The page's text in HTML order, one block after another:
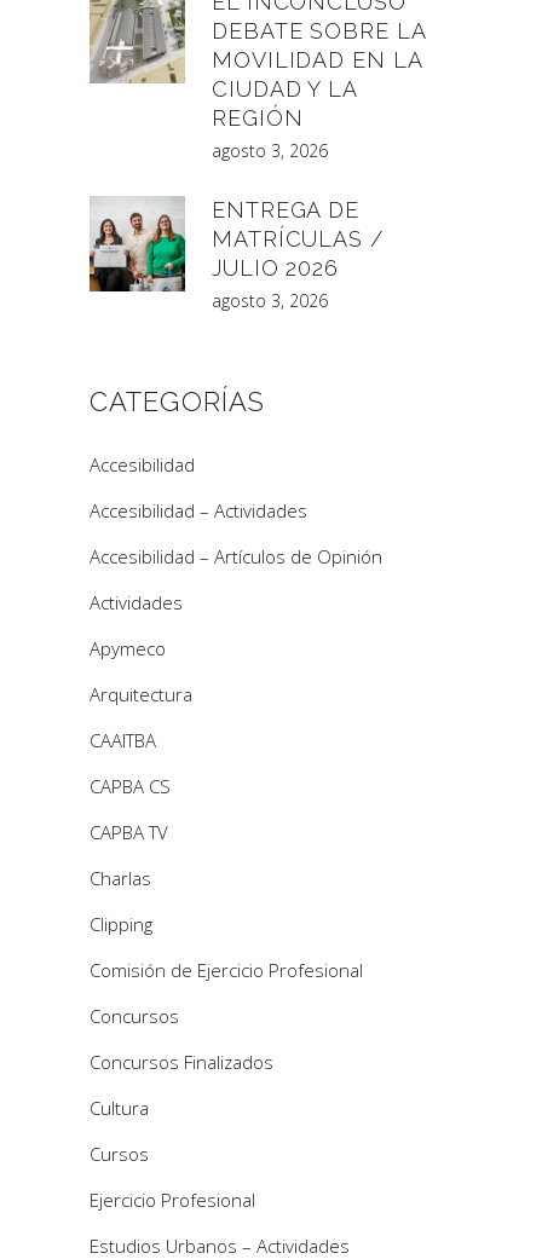
DEBATE SOBRE LA
MOVILIDAD EN LA
CIUDAD Y LA
REGIÓN
agosto 3, 2026
ENTREGA DE
MATRÍCULAS /
JULIO 2026
agosto 3, 2026
CATEGORÍAS
Accesibilidad
Accesibilidad – Actividades
Accesibilidad – Artículos de Opinión
Actividades
Apymeco
Arquitectura
CAAITBA
CAPBA CS
CAPBA TV
Charlas
Clipping
Comisión de Ejercicio Profesional
Concursos
Concursos Finalizados
Cultura
Cursos
Ejercicio Profesional
Estudios Urbanos – Actividades